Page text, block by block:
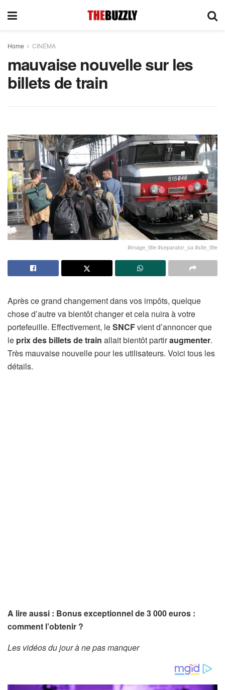
Home CINÉMA
mauvaise nouvelle sur les
billets de train
#image_title #separator_sa #site_title
Après ce grand changement dans vos impôts, quelque
chose d’autre va bientôt changer et cela nuira à votre
portefeuille. Effectivement, leSNCFvient d’annoncer que
le prix des billets de train allait bientôt partiraugmenter.
Très mauvaise nouvelle pour les utilisateurs. Voici tous les
détails.
A lire aussi : Bonus exceptionnel de 3 000 euros :
comment l’obtenir ?
Les vidéos du jour à ne pas manquer